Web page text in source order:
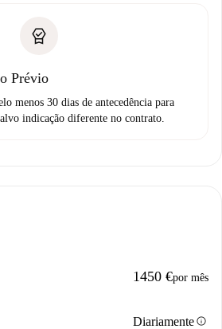
Prévio
menos 30 dias de antecedência para
indicação diferente no contrato.
1450 €por mês
Diariamenteinfo